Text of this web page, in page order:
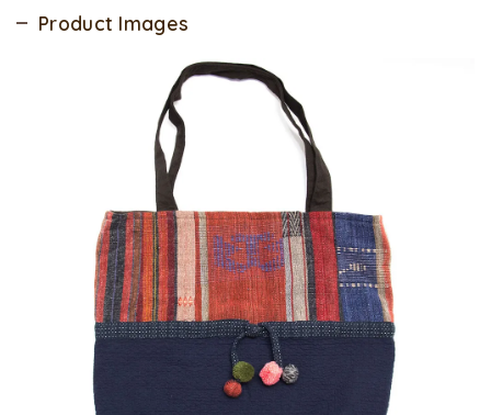
Product Images